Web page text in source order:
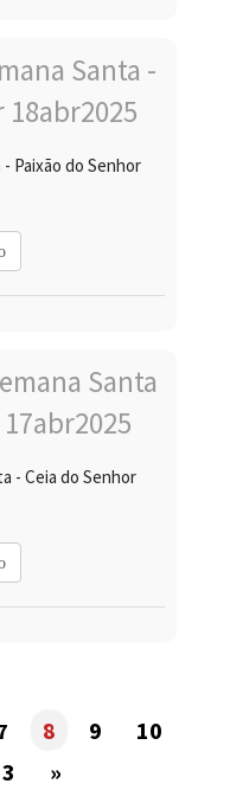
Paixão do Senhor
- Ceia do Senhor
8 9
10
»